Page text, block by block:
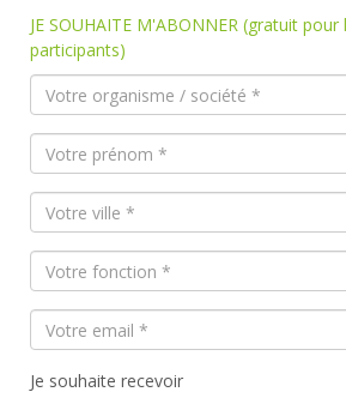
JE SOUHAITE M'ABONNER (gratuit
participants)
Je souhaite recevoir